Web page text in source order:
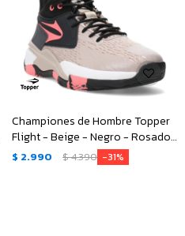
Championes de Hombre Topper
Flight - Beige - Negro - Rosado
Coral
$ 2.990 $4.390 31